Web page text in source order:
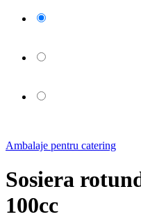
Ambalaje pentru catering
Sosiera
100cc